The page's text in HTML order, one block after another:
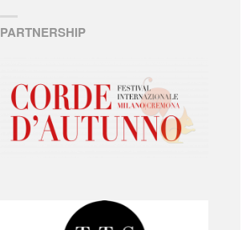
PARTNERSHIP